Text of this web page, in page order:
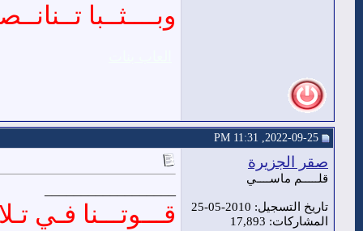
وبــــثــبا
صقر الجزيرة
قلـــــم ماســــي
تاريخ التسجيل: 2010-05-25
المشاركات: 17,893
قـــوتـــنا فـي